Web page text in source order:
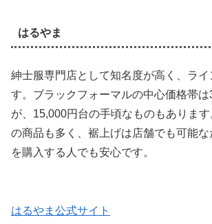
はるやま
紳士服専門店として知名度が高く、ラ
す。ブラックフォーマルの中心価格帯
が、15,000円台の手頃なものもありま
の商品も多く、裾上げは店舗でも可能
を購入する人でも安心です。
はるやま公式サイト